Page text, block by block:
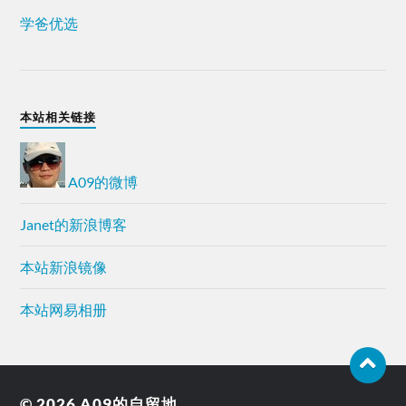
学爸优选
本站相关链接
A09的微博
Janet的新浪博客
本站新浪镜像
本站网易相册